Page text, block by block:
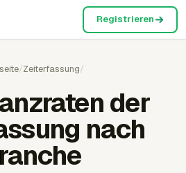
Registrieren
/Zeiterfassung/
der
nach